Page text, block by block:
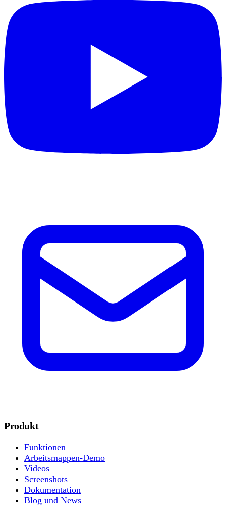
Produkt
Funktionen
Arbeitsmappen-Demo
Videos
Screenshots
Dokumentation
Blog und News